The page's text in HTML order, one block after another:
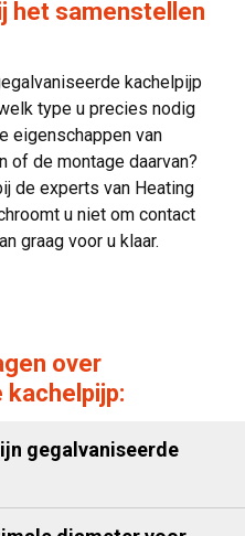
het samenstellen
kachelpijp
type u precies nodig
eigenschappen van
of de montage daarvan?
de experts van Heating
u niet om contact
graag voor u klaar.
over
kachelpijp:
gegalvaniseerde